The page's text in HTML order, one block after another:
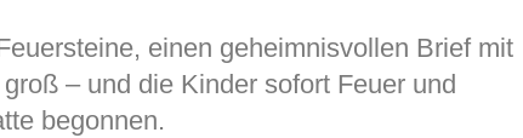
einen geheimnisvollen Brief mit
– und die Kinder sofort Feuer und
begonnen.